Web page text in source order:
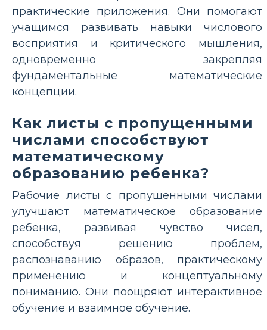
практические приложения. Они помогают
учащимся развивать навыки числового
восприятия и критического мышления,
одновременно закрепляя
фундаментальные математические
концепции.
Как листы с пропущенными
числами способствуют
математическому
образованию ребенка?
Рабочие листы с пропущенными числами
улучшают математическое образование
ребенка, развивая чувство чисел,
способствуя решению проблем,
распознаванию образов, практическому
применению и концептуальному
пониманию. Они поощряют интерактивное
обучение и взаимное обучение.